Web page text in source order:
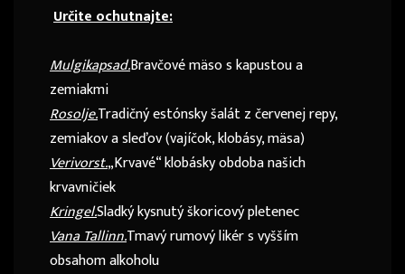
Určite ochutnajte:
Mulgikapsad.Bravčové mäso s kapustou a
zemiakmi
Rosolje.Tradičný estónsky šalát z červenej repy,
zemiakov a sleďov (vajíčok, klobásy, mäsa)
Verivorst.„Krvavé“ klobásky obdoba našich
krvavničiek
Kringel.Sladký kysnutý škoricový pletenec
Vana Tallinn.Tmavý rumový likér s vyšším
obsahom alkoholu